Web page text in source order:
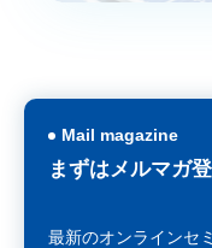
Mail magazine
まずはメルマガ
最新のオンラインセ